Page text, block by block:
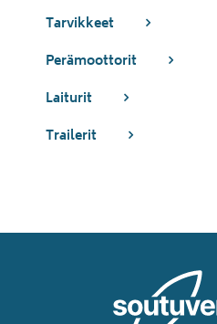
Tarvikkeet
Perämoottorit
Laiturit
Trailerit